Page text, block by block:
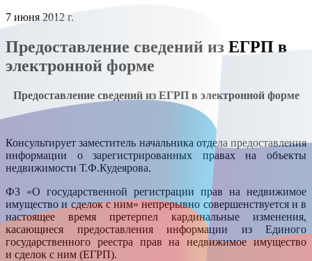
7 июня 2012 г.
Предоставление сведений из ЕГРП в
электронной форме
Предоставление сведений из ЕГРП в электронной форме
Консультирует заместитель начальника отдела предоставления
информации о зарегистрированных правах на объекты
недвижимости Т.Ф.Кудеярова.
ФЗ «О государственной регистрации прав на недвижимое
имущество и сделок с ним» непрерывно совершенствуется и в
настоящее время претерпел кардинальные изменения,
касающиеся предоставления информации из Единого
государственного реестра прав на недвижимое имущество
и сделок с ним (ЕГРП).